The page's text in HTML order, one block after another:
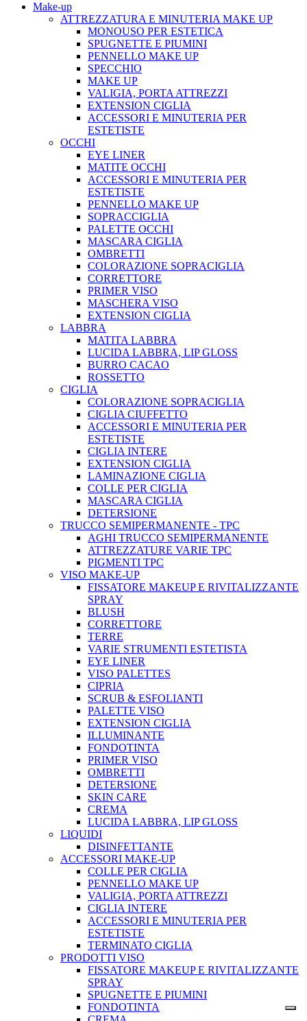
Make-up
ATTREZZATURA E MINUTERIA MAKE UP
MONOUSO PER ESTETICA
SPUGNETTE E PIUMINI
PENNELLO MAKE UP
SPECCHIO
MAKE UP
VALIGIA, PORTA ATTREZZI
EXTENSION CIGLIA
ACCESSORI E MINUTERIA PER
ESTETISTE
OCCHI
EYE LINER
MATITE OCCHI
ACCESSORI E MINUTERIA PER
ESTETISTE
PENNELLO MAKE UP
SOPRACCIGLIA
PALETTE OCCHI
MASCARA CIGLIA
OMBRETTI
COLORAZIONE SOPRACIGLIA
CORRETTORE
PRIMER VISO
MASCHERA VISO
EXTENSION CIGLIA
LABBRA
MATITA LABBRA
LUCIDA LABBRA, LIP GLOSS
BURRO CACAO
ROSSETTO
CIGLIA
COLORAZIONE SOPRACIGLIA
CIGLIA CIUFFETTO
ACCESSORI E MINUTERIA PER
ESTETISTE
CIGLIA INTERE
EXTENSION CIGLIA
LAMINAZIONE CIGLIA
COLLE PER CIGLIA
MASCARA CIGLIA
DETERSIONE
TRUCCO SEMIPERMANENTE - TPC
AGHI TRUCCO SEMIPERMANENTE
ATTREZZATURE VARIE TPC
PIGMENTI TPC
VISO MAKE-UP
FISSATORE MAKEUP E RIVITALIZZANTE
SPRAY
BLUSH
CORRETTORE
TERRE
VARIE STRUMENTI ESTETISTA
EYE LINER
VISO PALETTES
CIPRIA
SCRUB & ESFOLIANTI
PALETTE VISO
EXTENSION CIGLIA
ILLUMINANTE
FONDOTINTA
PRIMER VISO
OMBRETTI
DETERSIONE
SKIN CARE
CREMA
LUCIDA LABBRA, LIP GLOSS
LIQUIDI
DISINFETTANTE
ACCESSORI MAKE-UP
COLLE PER CIGLIA
PENNELLO MAKE UP
VALIGIA, PORTA ATTREZZI
CIGLIA INTERE
ACCESSORI E MINUTERIA PER
ESTETISTE
TERMINATO CIGLIA
PRODOTTI VISO
FISSATORE MAKEUP E RIVITALIZZANTE
SPRAY
SPUGNETTE E PIUMINI
FONDOTINTA